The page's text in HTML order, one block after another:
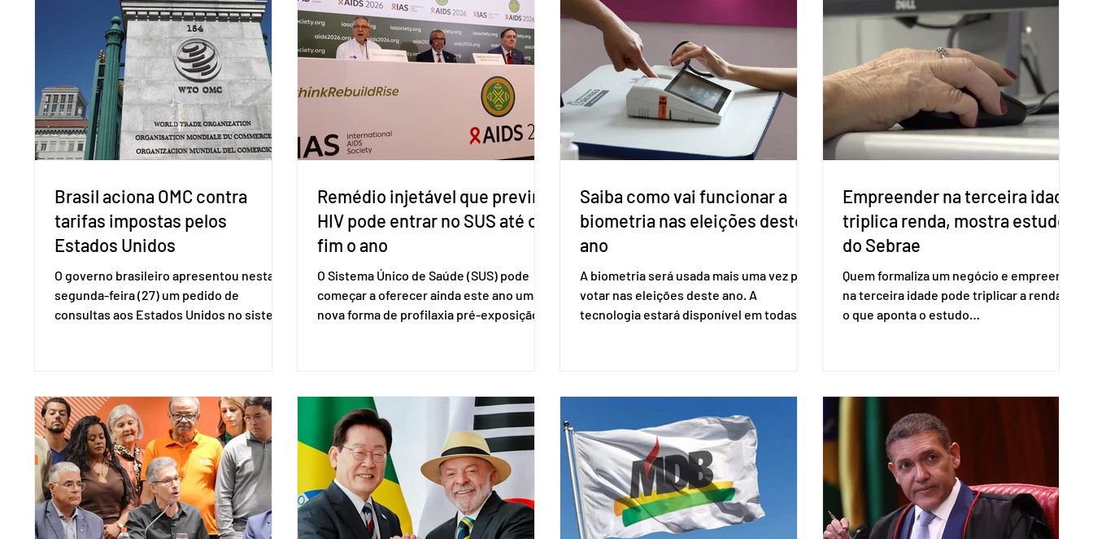
Brasil aciona OMC contra
tarifas impostas pelos
Estados Unidos
O governo brasileiro apresentou nesta
segunda-feira (27) um pedido de
consultas aos Estados Unidos no sistema
base na Seção 301 da Lei de Comércio de
1974. Segundo nota divulgada pelo
Ministério das Relações Exteriores, o
Brasil considera que as tarifas são
injustificadas e incompatíveis com as
obrigações assumidas pelos Estados
Unid
Remédio injetável que previne
HIV pode entrar no SUS até o
fim o ano
O Sistema Único de Saúde (SUS) pode
começar a oferecer ainda este ano uma
nova forma de profilaxia pré-exposição
e pode ser tomado a cada dois meses. O
pedido de inclusão vai ser encaminhado
pelo Ministério da Saúde à Comissão
Nacional de Incorporação de Novas
Tecnologias no SUS (Conitec) na semana
que vem. A Conitec é um colegiado
Saiba como vai funcionar a
biometria nas eleições deste
ano
A biometria será usada mais uma vez para
votar nas eleições deste ano. A
tecnologia estará disponível em todas as
Se o título estiver regular, o eleitor pode
votar mesmo sem ter realizado esse
cadastro. Neste caso, será exigido o
documento de identificação para acesso
à urna eletrônica. Se a urna eletrônica
não reconh
Empreender na terceira idade
triplica renda, mostra estudo
do Sebrae
Quem formaliza um negócio e empreende
na terceira idade pode triplicar a renda. É
o que aponta o estudo
Empresas (Sebrae), realizado a partir de
dados do Instituto Brasileiro de
Geografia e Estatística (IBGE). O estudo
do Sebrae mostra que, no quarto
trimestre de 2025, os empreendedores
60+ formalizados atingiram o maior
rendime